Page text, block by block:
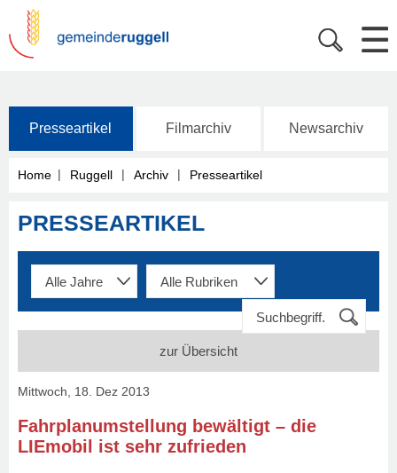
Presseartikel Filmarchiv Newsarchiv
Home | Ruggell | Archiv | Presseartikel
PRESSEARTIKEL
zur Übersicht
Mittwoch, 18. Dez 2013
Fahrplanumstellung bewältigt – die
LIEmobil ist sehr zufrieden